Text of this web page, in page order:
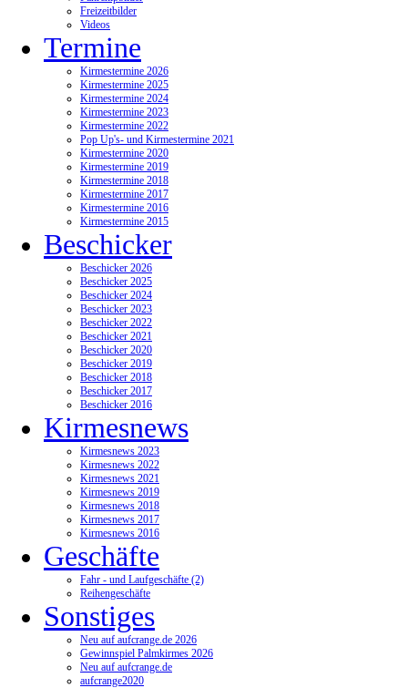
Freizeitbilder
Videos
Termine
Kirmestermine 2026
Kirmestermine 2025
Kirmestermine 2024
Kirmestermine 2023
Kirmestermine 2022
Pop Up's- und Kirmestermine 2021
Kirmestermine 2020
Kirmestermine 2019
Kirmestermine 2018
Kirmestermine 2017
Kirmestermine 2016
Kirmestermine 2015
Beschicker
Beschicker 2026
Beschicker 2025
Beschicker 2024
Beschicker 2023
Beschicker 2022
Beschicker 2021
Beschicker 2020
Beschicker 2019
Beschicker 2018
Beschicker 2017
Beschicker 2016
Kirmesnews
Kirmesnews 2023
Kirmesnews 2022
Kirmesnews 2021
Kirmesnews 2019
Kirmesnews 2018
Kirmesnews 2017
Kirmesnews 2016
Geschäfte
Fahr - und Laufgeschäfte (2)
Reihengeschäfte
Sonstiges
Neu auf aufcrange.de 2026
Gewinnspiel Palmkirmes 2026
Neu auf aufcrange.de
aufcrange2020